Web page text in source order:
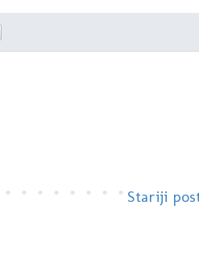
Stariji